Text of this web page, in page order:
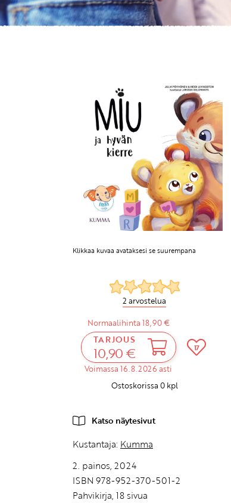
Klikkaa kuvaa avataksesi se suurempana
2 arvostelua
Normaalihinta 18,90 €
TARJOUS
10,90 €
Voimassa 16.8.2026 asti
17
Ostoskorissa 0kpl
Katso näytesivut
Kustantaja: Kumma
2. painos, 2024
ISBN 978-952-370-501-2
Pahvikirja, 18 sivua